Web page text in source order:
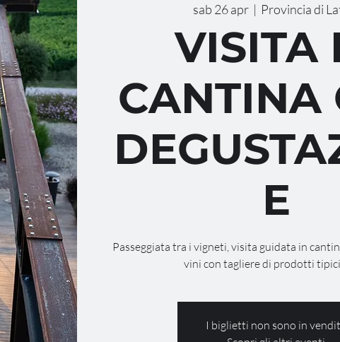
sab 26 apr
  |
Provincia di
VISITA
CANTINA
E
Passeggiata tra i vigneti, visita guidata in
vini con tagliere di prodotti
I biglietti non sono in